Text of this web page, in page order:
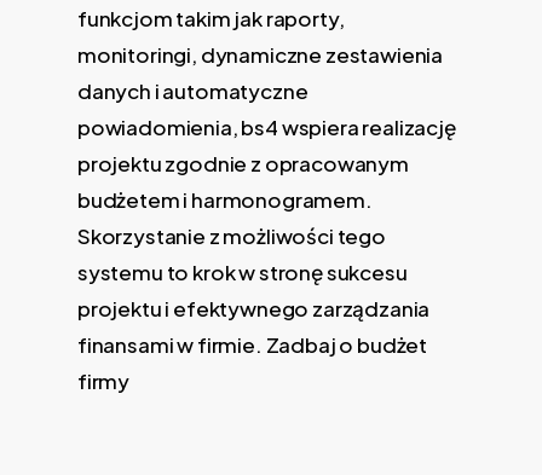
funkcjom takim jak raporty,
monitoringi, dynamiczne zestawienia
danych i automatyczne
powiadomienia, bs4 wspiera realizację
projektu zgodnie z opracowanym
budżetem i harmonogramem.
Skorzystanie z możliwości tego
systemu to krok w stronę sukcesu
projektu i efektywnego zarządzania
finansami w firmie. Zadbaj o budżet
firmy